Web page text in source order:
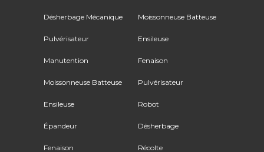
Désherbage Mécanique
Pulvérisateur
Manutention
Moissonneuse Batteuse
Ensileuse
Épandeur
Fenaison
Moissonneuse Batteuse
Ensileuse
Fenaison
Pulvérisateur
Robot
Désherbage
Récolte